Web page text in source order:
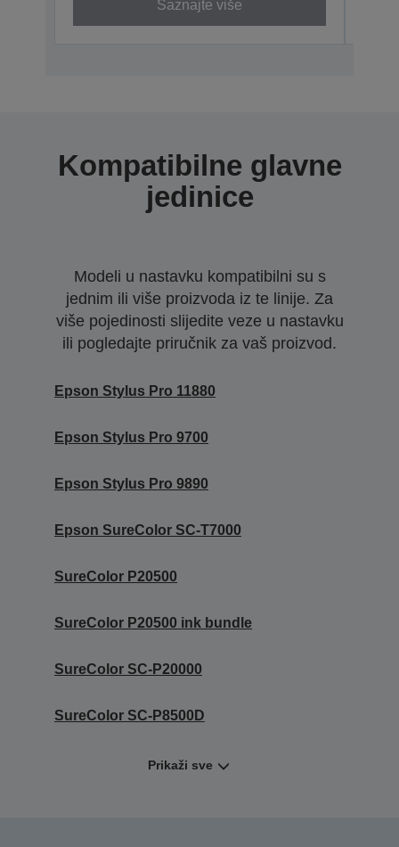
Saznajte više
Kompatibilne glavne
jedinice
Modeli u nastavku kompatibilni su s
jednim ili više proizvoda iz te linije. Za
više pojedinosti slijedite veze u nastavku
ili pogledajte priručnik za vaš proizvod.
Epson Stylus Pro 11880
Epson Stylus Pro 9700
Epson Stylus Pro 9890
Epson SureColor SC-T7000
SureColor P20500
SureColor P20500 ink bundle
SureColor SC-P20000
SureColor SC-P8500D
Prikaži sve